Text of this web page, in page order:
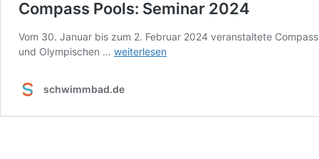
Compass Pools: Seminar 2024
Vom 30. Januar bis zum 2. Februar 2024 veranstaltete
und Olympischen … Compass
2024
weiterlesen
schwimmbad.de